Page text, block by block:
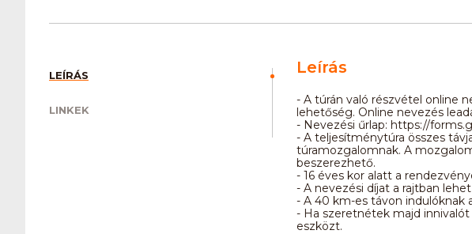
LEÍRÁS
LINKEK
Leírás
- A túrán való részvétel online
lehetőség. Online nevezés
- Nevezési űrlap: https://
- A teljesítménytúra összes
túramozgalomnak. A
beszerezhető.
- 16 éves kor alatt a
- A nevezési díjat a rajtban
- A 40 km-es távon indulóknak
- Ha szeretnétek majd
eszközt.